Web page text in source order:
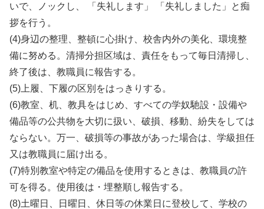
いで、ノックし、 「失礼します」 「失礼しました」と痴
拶を行う。
(4)身辺の整理、整頓に心掛け、校舎内外の美化、環境整
備に努める。清掃分担区域は、責任をもって毎日清掃し、
終了後は、教職員に報告する。
(5)上履、下履の区別をはっきりする。
(6)教室、机、教具をはじめ、すべての学奴馳設・設備や
備品等の公共物を大切に扱い、破損、移動、紛失をしては
ならない。万一、破損等の事故があった場合は、学級担任
又は教職員に届け出る。
(7)特別教室や特定の備品を使用するときは、教職員の許
可を得る。使用後は・埋整順し報告する。
(8)土曜日、日曜日、休日等の休業日に登校して、学校の